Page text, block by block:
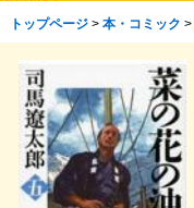
トップページ> 本・コミック >